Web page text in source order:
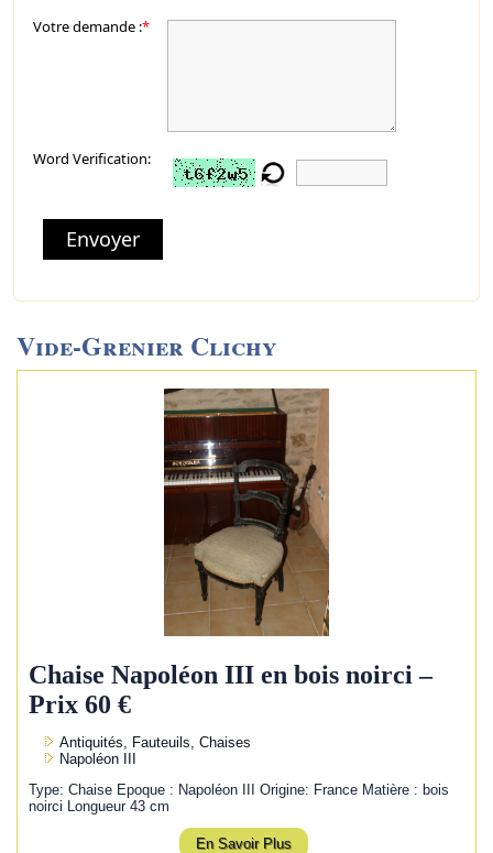
Votre demande :*
Word Verification:
Envoyer
Vide-Grenier Clichy
Chaise Napoléon III en bois noirci –
Prix 60 €
Antiquités, Fauteuils, Chaises
Napoléon III
Type: Chaise Epoque : Napoléon III Origine: France Matière : bois
noirci Longueur 43 cm
En Savoir Plus